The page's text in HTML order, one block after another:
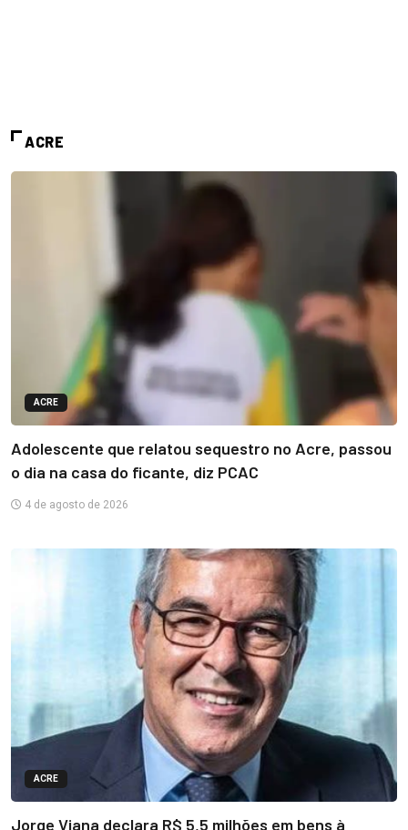
ACRE
ACRE
Adolescente que relatou sequestro no Acre, passou
o dia na casa do ficante, diz PCAC
4 de agosto de 2026
ACRE
Jorge Viana declara R$ 5,5 milhões em bens à